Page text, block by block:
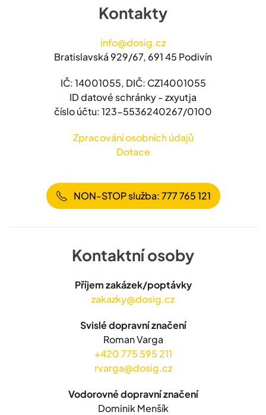
Kontakty
info@dosig.cz
Bratislavská 929/67, 691 45 Podivín
IČ: 14001055, DIČ: CZ14001055
ID datové schránky - zxyutja
číslo účtu: 123-5536240267/0100
Zpracování osobních údajů
Dotace
NON-STOP služba: 777 765 121
Kontaktní osoby
Příjem zakázek/poptávky
zakazky@dosig.cz
Svislé dopravní značení
Roman Varga
+420 775 595 211
rvarga@dosig.cz
Vodorovné dopravní značení
Dominik Menšík